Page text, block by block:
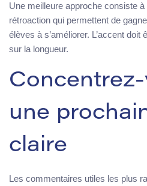
Une meilleure approche consiste
rétroaction qui permettent de
élèves à s’améliorer. L’accent
sur la longueur.
une
claire
Les commentaires utiles les plus